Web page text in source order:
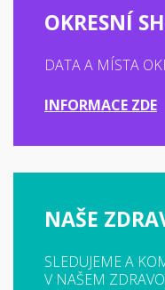
OKRESNÍ
DATA A MÍSTA
INFORMACE ZDE
NAŠE
SLEDUJEME A
V NAŠEM